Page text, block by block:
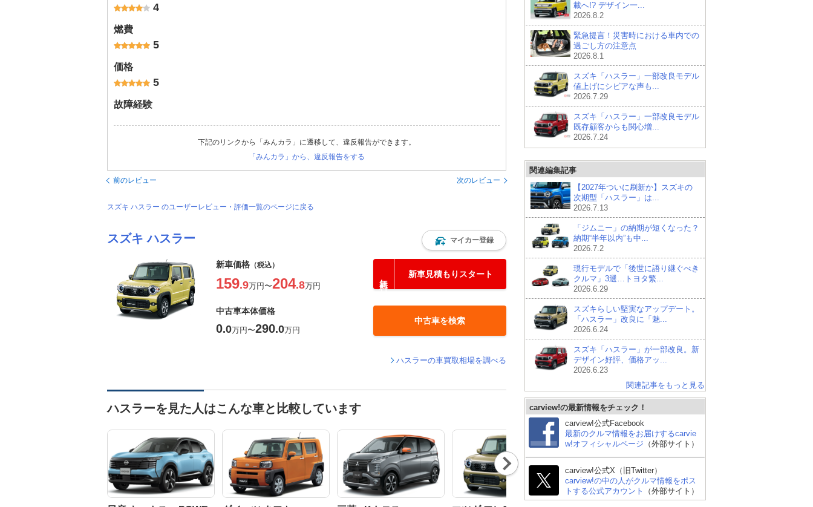
4
燃費
5
価格
5
故障経験
下記のリンクから「みんカラ」に遷移して、違反報告ができます。
「みんカラ」から、違反報告をする
前のレビュー 次のレビュー
スズキ ハスラー のユーザーレビュー・評価一覧のページに戻る
スズキ ハスラー マイカー登録
新車価格 （税込）
159.9万円〜204.8万円
新車見積もりスタート
中古車本体価格
0.0万円〜290.0万円
中古車を検索
ハスラーの車買取相場を調べる
ハスラーを見た人はこんな車と比較しています
Nex
t
載へ!? デザイン一...
2026.8.2
緊急提言！災害時における車内での
過ごし方の注意点
2026.8.1
スズキ「ハスラー」一部改良モデル
値上げにシビアな声も...
2026.7.29
スズキ「ハスラー」一部改良モデル
既存顧客からも関心増...
2026.7.24
関連編集記事
【2027年ついに刷新か】スズキの
次期型「ハスラー」は...
2026.7.13
「ジムニー」の納期が短くなった？
納期“半年以内”も中...
2026.7.2
現行モデルで「後世に語り継ぐべき
クルマ」3選…トヨタ繁...
2026.6.29
スズキらしい堅実なアップデート。
「ハスラー」改良に「魅...
2026.6.24
スズキ「ハスラー」が一部改良。新
デザイン好評、価格アッ...
2026.6.23
関連記事をもっと見る
carview!の最新情報をチェック！
carview!公式Facebook
最新のクルマ情報をお届けするcarvie
w!オフィシャルページ （外部サイト）
carview!公式X（旧Twitter）
carview!の中の人がクルマ情報をポス
トする公式アカウント
（外部サイト）